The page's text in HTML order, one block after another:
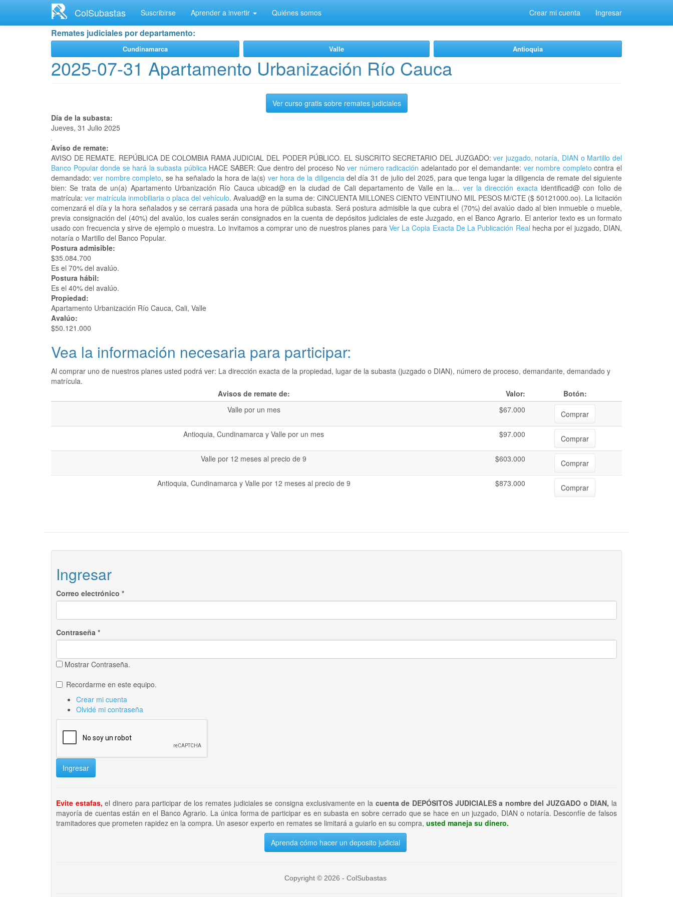
contenido
ColSubastas Suscribirse Aprender a invertir Quiénes somos Crear mi cuenta Ingresar
Remates judiciales por departamento:
Cundinamarca Valle Antioquia
2025-07-31 Apartamento Urbanización Río Cauca
Ver curso gratis sobre remates judiciales
Día de la subasta:
Jueves, 31 Julio 2025
Aviso de remate:
AVISO DE REMATE. REPÚBLICA DE COLOMBIA RAMA JUDICIAL DEL PODER PÚBLICO. EL SUSCRITO SECRETARIO DEL JUZGADO: ver juzgado, notaría, DIAN o Martillo del
Banco Popular donde se hará la subasta públicaHACE SABER: Que dentro del proceso Nover número radicación adelantado por el demandante: ver nombre completo contra el
demandado:ver nombre completo, se ha señalado la hora de la(s) ver hora de la diligenciadel día 31 de julio del 2025, para que tenga lugar la diligencia de remate del siguiente
bien: Se trata de un(a) Apartamento Urbanización Río Cauca ubicad@ en la ciudad de Cali departamento de Valle en la… ver la dirección exactaidentificad@ con folio de
matrícula: ver matrícula inmobiliaria o placa del vehículo. Avaluad@ en la suma de: CINCUENTA MILLONES CIENTO VEINTIUNO MIL PESOS M/CTE ($ 50121000.oo). La licitación
comenzará el día y la hora señalados y se cerrará pasada una hora de pública subasta. Será postura admisible la que cubra el (70%) del avalúo dado al bien inmueble o mueble,
previa consignación del (40%) del avalúo, los cuales serán consignados en la cuenta de depósitos judiciales de este Juzgado, en el Banco Agrario. El anterior texto es un formato
usado con frecuencia y sirve de ejemplo o muestra. Lo invitamos a comprar uno de nuestros planes para Ver La Copia Exacta De La Publicación Real hecha por el juzgado, DIAN,
notaría o Martillo del Banco Popular.
Postura admisible:
$35.084.700
Es el 70% del avalúo.
Postura hábil:
Es el 40% del avalúo.
Propiedad:
Apartamento Urbanización Río Cauca, Cali, Valle
Avalúo:
$50.121.000
Vea la información necesaria para participar:
Al comprar uno de nuestros planes usted podrá ver: La dirección exacta de la propiedad, lugar de la subasta (juzgado o DIAN), número de proceso, demandante, demandado y
matrícula.
Avisos de remate de:
Valor:
Botón:
Valle por un mes
$67.000
Comprar
Antioquia, Cundinamarca y Valle por un mes
$97.000
Comprar
Valle por 12 meses al precio de 9
$603.000
Comprar
Antioquia, Cundinamarca y Valle por 12 meses al precio de 9
$873.000 Comprar
Ingresar
Correo electrónico *
Contraseña *
Mostrar Contraseña.
Recordarme en este equipo.
Crear mi cuenta
Olvidé mi contraseña
Ingresar
Evite estafas, el dinero para participar de los remates judiciales se consigna exclusivamente en lacuenta de DEPÓSITOS JUDICIALES a nombre del JUZGADO o DIAN, la
mayoría de cuentas están en el Banco Agrario. La única forma de participar es en subasta en sobre cerrado que se hace en un juzgado, DIAN o notaría. Desconfíe de falsos
tramitadores que prometen rapidez en la compra. Un asesor experto en remates se limitará a guiarlo en su compra, usted maneja su dinero.
Aprenda cómo hacer un deposito judicial
Copyright © 2026 - ColSubastas